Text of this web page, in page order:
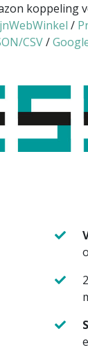
koppeling
/
CSV/